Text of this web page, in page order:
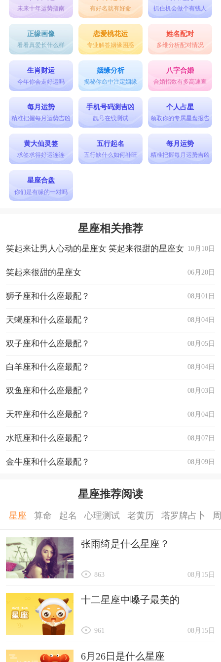
未来十年运势指南 有好名就有好命 抓住机会做个有钱人
正缘画像
看看真爱长什么样
恋爱桃花运
专业解答姻缘困惑
姓名配对
多维分析配对情况
生肖财运
今年你会走好运吗
姻缘分析
揭秘你命中注定姻缘
八字合婚
合婚指数有多高速查
每月运势
精准把握每月运势吉凶
手机号码测吉凶
靓号在线测试
个人占星
领取你的专属星盘报告
黄大仙灵签
求签求得好运连连
五行起名
五行缺什么如何补旺
每月运势
精准把握每月运势吉凶
星座合盘
你们是有缘的一对吗
星座相关推荐
10月10日
笑起来让男人心动的星座女 笑起来很甜的星座女
06月20日
笑起来很甜的星座女
08月01日
狮子座和什么座最配？
08月04日
天蝎座和什么座最配？
08月05日
双子座和什么座最配？
08月04日
白羊座和什么座最配？
08月03日
双鱼座和什么座最配？
08月04日
天秤座和什么座最配？
08月07日
水瓶座和什么座最配？
08月09日
金牛座和什么座最配？
星座推荐阅读
星座 算命 起名 心理测试 老黄历 塔罗牌占卜
张雨绮是什么星座？
08月15日
863
十二星座中嗓子最美的
08月15日
961
6月26日是什么星座